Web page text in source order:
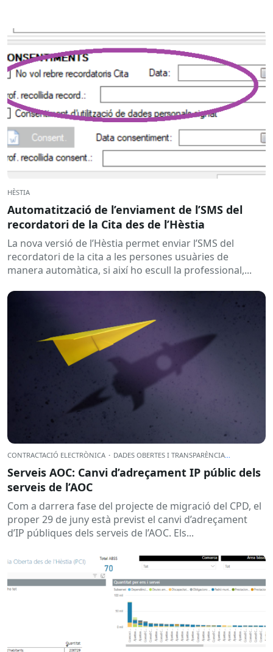
HÈSTIA
Automatització de l’enviament de l’SMS del
recordatori de la Cita des de l’Hèstia
La nova versió de l’Hèstia permet enviar l’SMS del
recordatori de la cita a les persones usuàries de
manera automàtica, si així ho escull la professional,...
CONTRACTACIÓ ELECTRÒNICA · DADES OBERTES I TRANSPARÈNCIA...
Serveis AOC: Canvi d’adreçament IP públic dels
serveis de l’AOC
Com a darrera fase del projecte de migració del CPD, el
proper 29 de juny està previst el canvi d’adreçament
d’IP públiques dels serveis de l’AOC. Els...